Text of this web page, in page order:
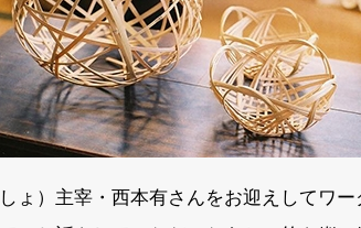
ょ）主宰・西本有さんをお迎えしてワー